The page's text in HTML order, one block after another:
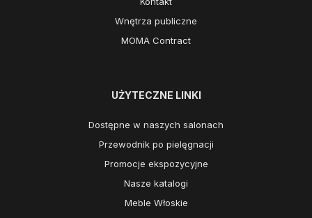
Wnętrza publiczne
MOMA Contract
UŻYTECZNE LINKI
Dostępne w naszych salonach
Przewodnik po pielęgnacji
Promocje ekspozycyjne
Nasze katalogi
Meble Włoskie